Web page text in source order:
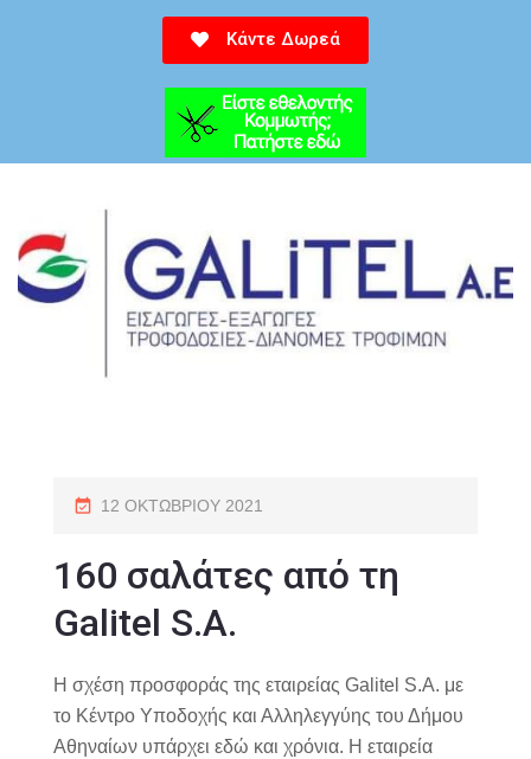
Κάντε Δωρεά
12 ΟΚΤΩΒΡΊΟΥ 2021
160 σαλάτες από τη
Galitel S.A.
Η σχέση προσφοράς της εταιρείας Galitel S.A. με
το Κέντρο Υποδοχής και Αλληλεγγύης του Δήμου
Αθηναίων υπάρχει εδώ και χρόνια. Η εταιρεία